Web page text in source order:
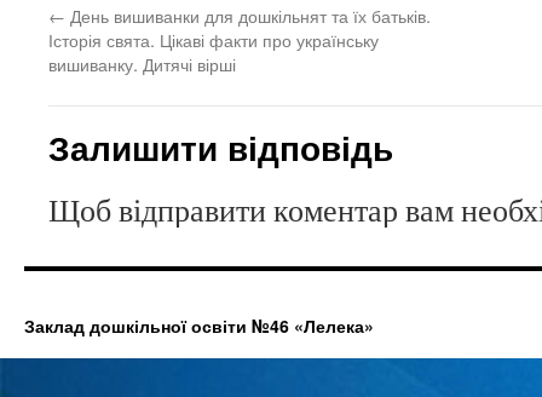
← День вишиванки для дошкільнят та їх батьків.
Історія свята. Цікаві факти про українську
вишиванку. Дитячі вірші
Залишити відповідь
Щоб відправити коментар вам
Заклад дошкільної освіти №46 «Лелека»